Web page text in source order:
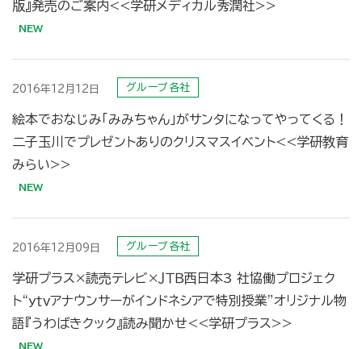
版』発売のご案内<<学研メディカル秀潤社>>
2016年12月12日 グループ各社
絵本でおなじみ「みみちゃん」がサンタになってやってくる！
二子玉川でプレゼントありのクリスマスイベント<<学研教育
みらい>>
2016年12月09日 グループ各社
学研プラス×読売テレビ×ＪＴＢ西日本3 社協働プロジェク
ト“ｙｔｖアナウンサーがインドネシアで特別授業”オリジナル物
語『うわばきクック』読み聞かせ<<学研プラス>>